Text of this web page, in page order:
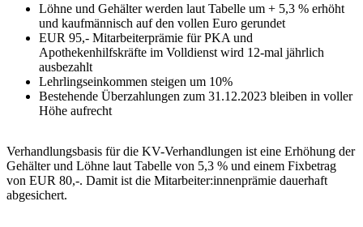
Löhne und Gehälter werden laut Tabelle um + 5,3 % erhöht
und kaufmännisch auf den vollen Euro gerundet
EUR 95,- Mitarbeiterprämie für PKA und
Apothekenhilfskräfte im Volldienst wird 12-mal jährlich
ausbezahlt
Lehrlingseinkommen steigen um 10%
Bestehende Überzahlungen zum 31.12.2023 bleiben in voller
Höhe aufrecht
Verhandlungsbasis für die KV-Verhandlungen ist eine Erhöhung der
Gehälter und Löhne laut Tabelle von 5,3 % und einem Fixbetrag
von EUR 80,-. Damit ist die Mitarbeiter:innenprämie dauerhaft
abgesichert.